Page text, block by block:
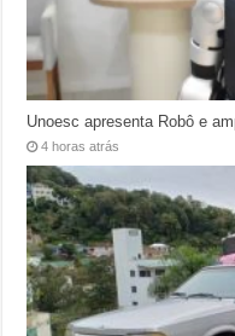
Unoesc apresenta Robô e
4 horas atrás